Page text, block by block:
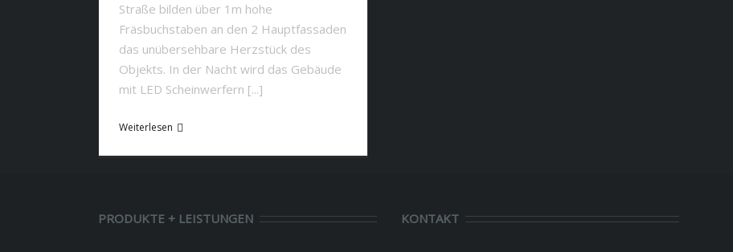
Straße bilden über 1m hohe
Fräsbuchstaben an den 2 Hauptfassaden
das unübersehbare Herzstück des
Objekts. In der Nacht wird das Gebäude
mit LED Scheinwerfern [...]
Weiterlesen
PRODUKTE + LEISTUNGEN KONTAKT